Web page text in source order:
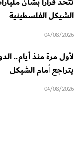
الشيكل الفلسطينية
04/08/2026
لأول مرة منذ أيام..
يتراجع أمام الشيكل
04/08/2026